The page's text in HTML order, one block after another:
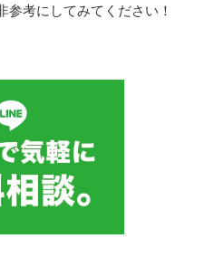
参考にしてみてください！